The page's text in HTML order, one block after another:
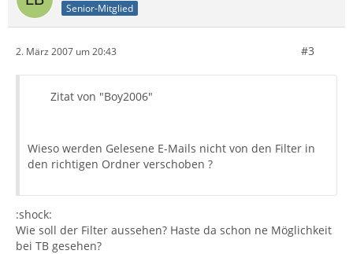
Senior-Mitglied
2. März 2007 um 20:43 #3
Zitat von "Boy2006"
Wieso werden Gelesene E-Mails nicht von den Filter in
den richtigen Ordner verschoben ?
:shock:
Wie soll der Filter aussehen? Haste da schon ne Möglichkeit
bei TB gesehen?